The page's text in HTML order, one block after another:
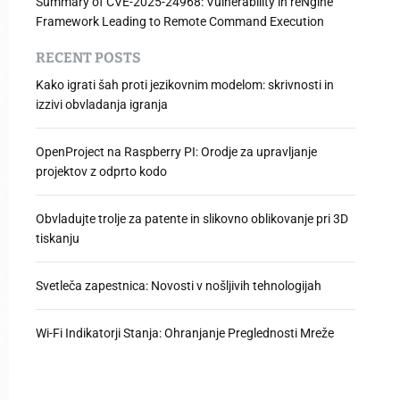
Framework Leading to Remote Command Execution
RECENT POSTS
Kako igrati šah proti jezikovnim modelom: skrivnosti in
izzivi obvladanja igranja
OpenProject na Raspberry PI: Orodje za upravljanje
projektov z odprto kodo
Obvladujte trolje za patente in slikovno oblikovanje pri 3D
tiskanju
Svetleča zapestnica: Novosti v nošljivih tehnologijah
Wi-Fi Indikatorji Stanja: Ohranjanje Preglednosti Mreže